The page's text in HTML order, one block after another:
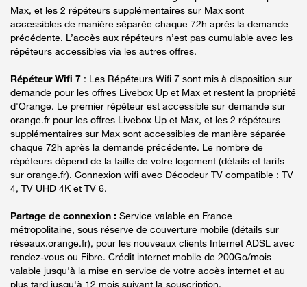
Max, et les 2 répéteurs supplémentaires sur Max sont
accessibles de manière séparée chaque 72h après la demande
précédente. L’accès aux répéteurs n’est pas cumulable avec les
répéteurs accessibles via les autres offres.
Répéteur Wifi 7 : Les Répéteurs Wifi 7 sont mis à disposition sur
demande pour les offres Livebox Up et Max et restent la propriété
d'Orange. Le premier répéteur est accessible sur demande sur
orange.fr pour les offres Livebox Up et Max, et les 2 répéteurs
supplémentaires sur Max sont accessibles de manière séparée
chaque 72h après la demande précédente. Le nombre de
répéteurs dépend de la taille de votre logement (détails et tarifs
sur orange.fr). Connexion wifi avec Décodeur TV compatible : TV
4, TV UHD 4K et TV 6.
Partage de connexion : Service valable en France
métropolitaine, sous réserve de couverture mobile (détails sur
réseaux.orange.fr), pour les nouveaux clients Internet ADSL avec
rendez-vous ou Fibre. Crédit internet mobile de 200Go/mois
valable jusqu'à la mise en service de votre accès internet et au
plus tard jusqu'à 12 mois suivant la souscription.